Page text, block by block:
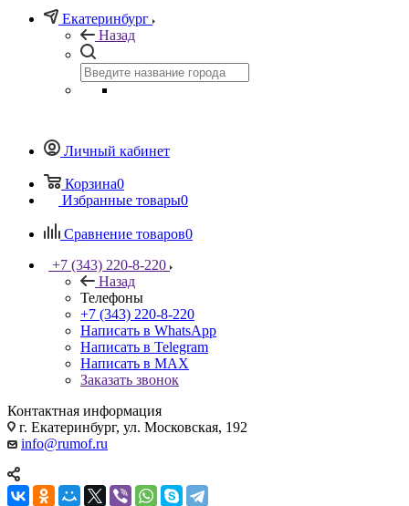
Екатеринбург
Назад
Личный кабинет
Корзина0
Избранные товары0
Сравнение товаров0
+7 (343) 220-8-220
Назад
Телефоны
+7 (343) 220-8-220
Написать в WhatsApp
Написать в Telegram
Написать в MAX
Заказать звонок
Контактная информация
г. Екатеринбург, ул. Московская, 192
info@rumof.ru